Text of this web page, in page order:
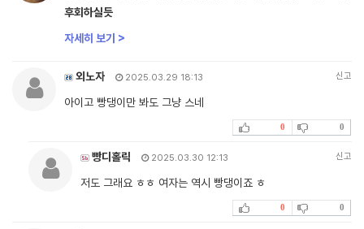
후회하실듯
자세히 보기 >
외노자 2025.03.29 18:13 신고
아이고 빵댕이만 봐도 그냥 스네
0 0
빵디홀릭 2025.03.30 12:13 신고
저도 그래요 ㅎㅎ 여자는 역시 빵댕이죠 ㅎ
0 0